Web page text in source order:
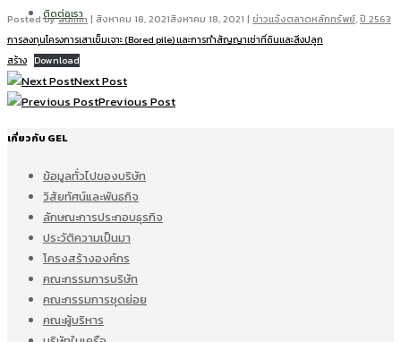
ติดต่อเรา
Posted byadmin | สิงหาคม 18, 2021สิงหาคม 18, 2021 | ข่าวแจ้งตลาดหลักทรัพย์,ปี 2563
การลงทุนโครงการเสาเข็มเจาะ (Bored pile) และการทำสัญญาเช่าที่ดินและสิ่งปลูก
สร้าง Download
Next Post
Previous Post
เกี่ยวกับ GEL
ข้อมูลทั่วไปของบริษัท
วิสัยทัศน์และพันธกิจ
ลักษณะการประกอบธุรกิจ
ประวัติความเป็นมา
โครงสร้างองค์กร
คณะกรรมการบริษัท
คณะกรรมการชุดย่อย
คณะผู้บริหาร